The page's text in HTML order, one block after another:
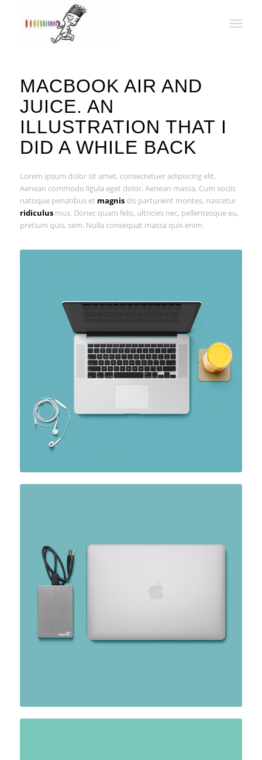
MACBOOK AIR AND
JUICE. AN
ILLUSTRATION THAT I
DID A WHILE BACK
Lorem ipsum dolor sit amet, consectetuer adipiscing elit.
Aenean commodo ligula eget dolor. Aenean massa. Cum sociis
natoque penatibus et magnisdis parturient montes, nascetur
ridiculusmus. Donec quam felis, ultricies nec, pellentesque eu,
pretium quis, sem. Nulla consequat massa quis enim.